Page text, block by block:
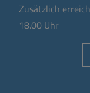
Zusätzlich
18.00 Uhr